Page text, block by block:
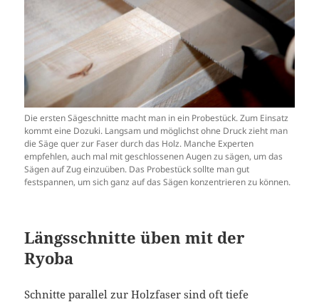
Die ersten Sägeschnitte macht man in ein Probestück. Zum Einsatz
kommt eine Dozuki. Langsam und möglichst ohne Druck zieht man
die Säge quer zur Faser durch das Holz. Manche Experten
empfehlen, auch mal mit geschlossenen Augen zu sägen, um das
Sägen auf Zug einzuüben. Das Probestück sollte man gut
festspannen, um sich ganz auf das Sägen konzentrieren zu können.
Längsschnitte üben mit der
Ryoba
Schnitte parallel zur Holzfaser sind oft tiefe